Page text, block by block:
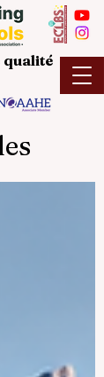
qualité